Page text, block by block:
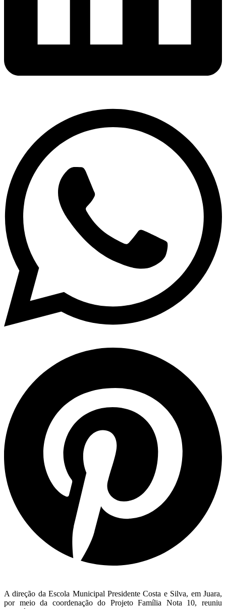
A direção da Escola Municipal Presidente Costa e Silva, em Juara,
por meio da coordenação do Projeto Família Nota 10, reuniu